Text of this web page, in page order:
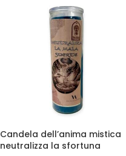
Candela dell’anima mistica
neutralizza la sfortuna